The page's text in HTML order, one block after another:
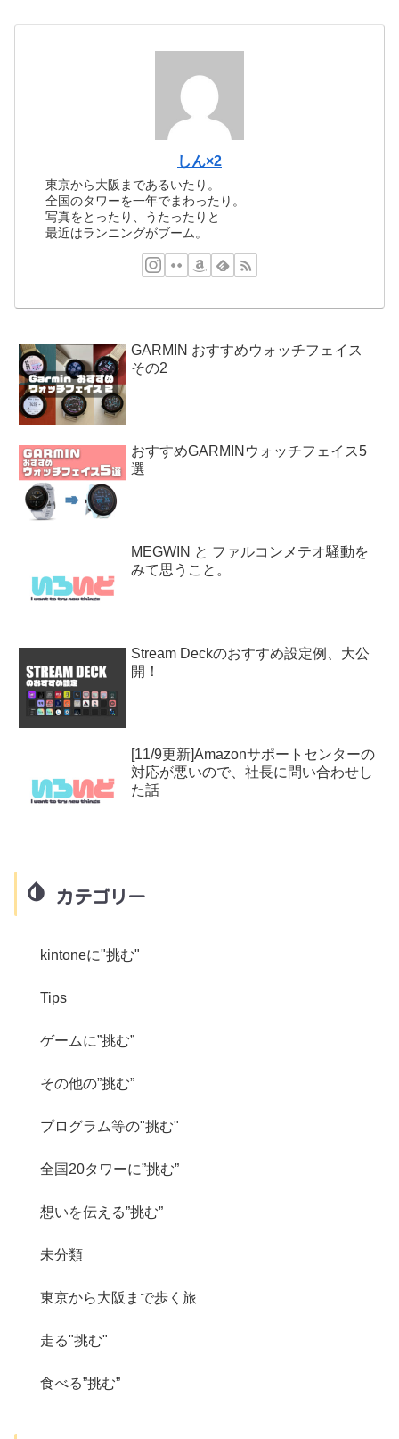
しん×2
東京から大阪まであるいたり。
全国のタワーを一年でまわったり。
写真をとったり、うたったりと
最近はランニングがブーム。
GARMIN おすすめウォッチフェイス
その2
おすすめGARMINウォッチフェイス5
選
MEGWIN と ファルコンメテオ騒動を
みて思うこと。
Stream Deckのおすすめ設定例、大公
開！
[11/9更新]Amazonサポートセンターの
対応が悪いので、社長に問い合わせし
た話
カテゴリー
kintoneに"挑む"
Tips
ゲームに”挑む”
その他の”挑む”
プログラム等の"挑む"
全国20タワーに”挑む”
想いを伝える”挑む”
未分類
東京から大阪まで歩く旅
走る"挑む"
食べる”挑む”